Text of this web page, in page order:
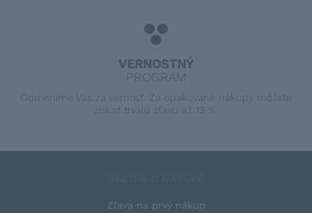
VERNOSTNÝ
PROGRAM
Odmeníme Vás za vernosť. Za opakované nákupy môžete
získať trvalú zľavu až 12 %.
Zľava na prvý nákup